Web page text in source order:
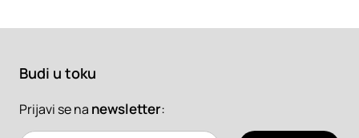
Budi u toku
Prijavi se na newsletter: